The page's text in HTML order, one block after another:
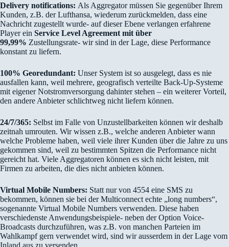
Delivery notifications: Als Aggregator müssen Sie gegenüber Ihrem
Kunden, z.B. der Lufthansa, wiederum zurückmelden, dass eine
Nachricht zugestellt wurde- auf dieser Ebene verlangen erfahrene
Player ein Service Level Agreement mit über
99,99% Zustellungsrate- wir sind in der Lage, diese Performance
konstant zu liefern.
100% Georedundant: Unser System ist so ausgelegt, dass es nie
ausfallen kann, weil mehrere, geografisch verteilte Back-Up-Systeme
mit eigener Notstromversorgung dahinter stehen – ein weiterer Vorteil,
den andere Anbieter schlichtweg nicht liefern können.
24/7/365: Selbst im Falle von Unzustellbarkeiten können wir deshalb
zeitnah umrouten. Wir wissen z.B., welche anderen Anbieter wann
welche Probleme haben, weil viele ihrer Kunden über die Jahre zu uns
gekommen sind, weil zu bestimmten Spitzen die Performance nicht
gereicht hat. Viele Aggregatoren können es sich nicht leisten, mit
Firmen zu arbeiten, die dies nicht anbieten können.
Virtual Mobile Numbers: Statt nur von 4554 eine SMS zu
bekommen, können sie bei der Multiconnect echte „long numbers“,
sogenannte Virtual Mobile Numbers verwenden. Diese haben
verschiedenste Anwendungsbeispiele- neben der Option Voice-
Broadcasts durchzuführen, was z.B. von manchen Parteien im
Wahlkampf gern verwendet wird, sind wir ausserdem in der Lage vom
Inland aus zu versenden.